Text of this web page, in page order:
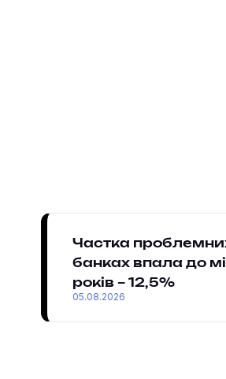
Частка
банках впала до
років – 12,5%
05.08.2026